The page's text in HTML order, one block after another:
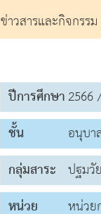
ข่าวสารและกิจกรรม
ปีการศึกษา2566
ชั้น
อนุบา
กลุ่มสาระ ปฐมวั
หน่วย
หน่วย